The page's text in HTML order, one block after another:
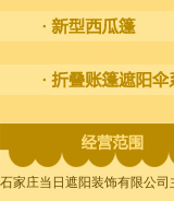
石家庄当日遮阳装饰有限公司